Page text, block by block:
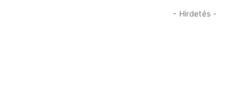
- Hirdetés -